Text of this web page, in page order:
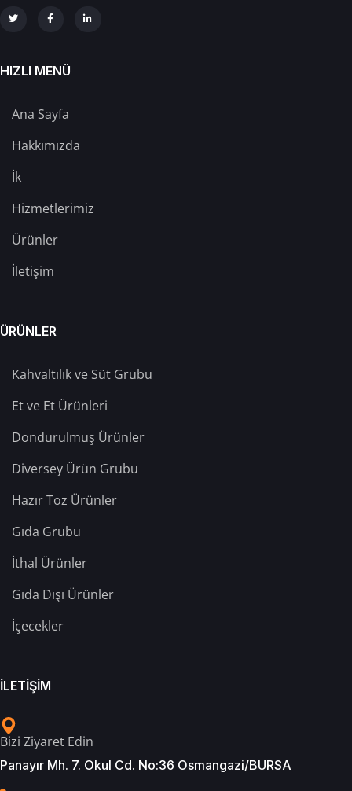
HIZLI MENÜ
Ana Sayfa
Hakkımızda
İk
Hizmetlerimiz
Ürünler
İletişim
ÜRÜNLER
Kahvaltılık ve Süt Grubu
Et ve Et Ürünleri
Dondurulmuş Ürünler
Diversey Ürün Grubu
Hazır Toz Ürünler
Gıda Grubu
İthal Ürünler
Gıda Dışı Ürünler
İçecekler
İLETİŞİM
Bizi Ziyaret Edin
Panayır Mh. 7. Okul Cd. No:36 Osmangazi/BURSA